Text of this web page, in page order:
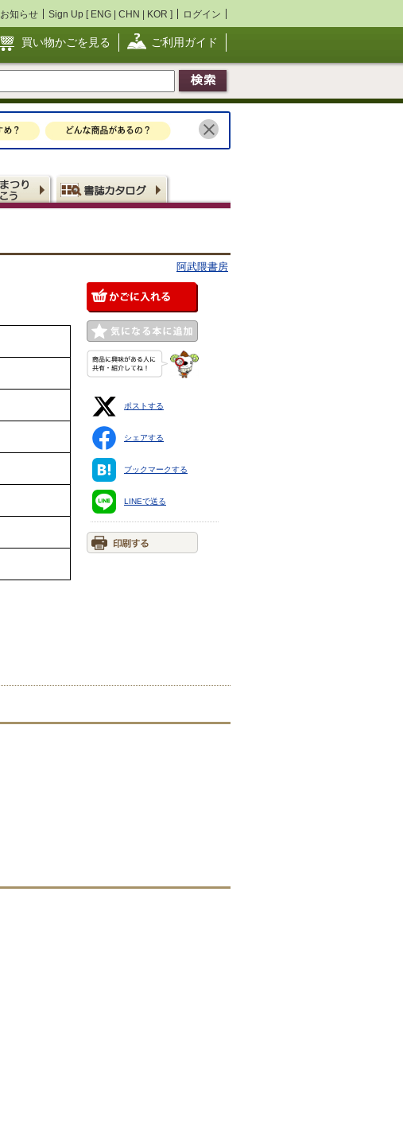
お知らせ Sign Up [ ENG | CHN | KOR ] ログイン
買い物かごを見る ご利用ガイド
阿武隈書房
ポストする
シェアする
ブックマークする
LINEで送る